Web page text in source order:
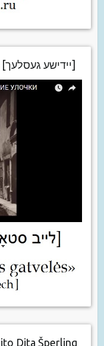
Eilėraštis «Žydiškos gatvelės» [יידישע געסלעך]
Dita Šperling